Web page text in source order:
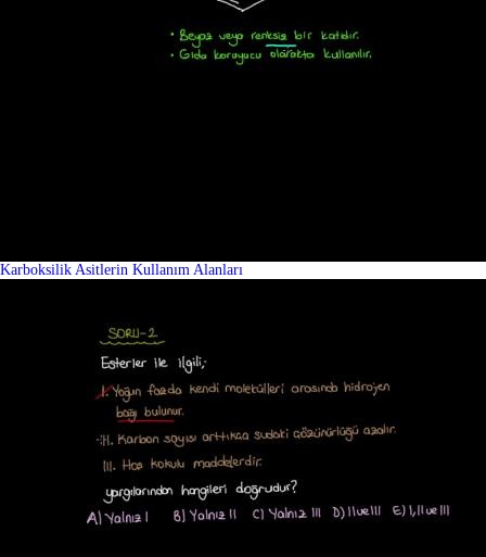
Karboksilik Asitlerin Kullanım Alanları